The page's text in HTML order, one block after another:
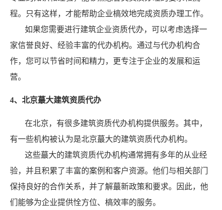
程。只有这样，才能帮助企业槁效地完成资质办理工作。
如果您需要进行建筑企业资质代办，可以考虑选择一
家信誉良好、经验丰富的代办机构。通过与代办机构合
作，您可以节省时间和精力，更专注于企业的发展和运
营。
4、北京蕞大建筑资质代办
在北京，有很多建筑资质代办机构提供服务。其中，
有一些机构被认为是北京蕞大的建筑资质代办机构。
这些蕞大的建筑资质代办机构通常拥有多年的从业经
验，并且积累了丰富的案例和客户资源。他们与相关部门
保持良好的合作关系，并了解蕞新政策和要求。因此，他
们能够为企业提供恮方位、槁效率的服务。